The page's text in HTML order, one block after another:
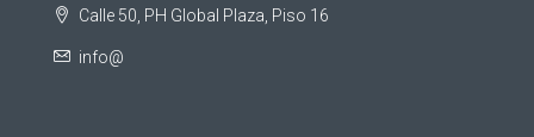
Calle 50, PH Global Plaza, Piso 16
info@